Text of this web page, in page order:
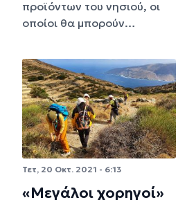
προϊόντων του νησιού, οι
οποίοι θα μπορούν…
Τετ, 20 Οκτ. 2021 - 6:13
«Μεγάλοι χορηγοί»